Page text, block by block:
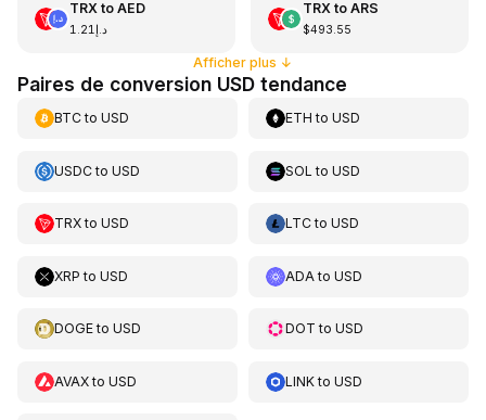
TRXto AED
د.إ1.21
TRXto ARS
$493.55
Afficher plus ↓
Paires de conversion USD tendance
BTCto USD ETH toUSD
USDCto USD SOL toUSD
TRXto USD LTCtoUSD
XRP to USD ADA toUSD
DOGEto USD DOT toUSD
AVAXto USD LINKtoUSD